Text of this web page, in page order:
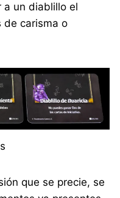
a un diablillo el
de carisma o
que se precie, se